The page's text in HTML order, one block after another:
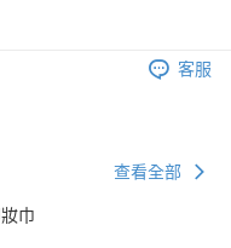
2-5個工作天到店，3天內
客服
查看全部
巾